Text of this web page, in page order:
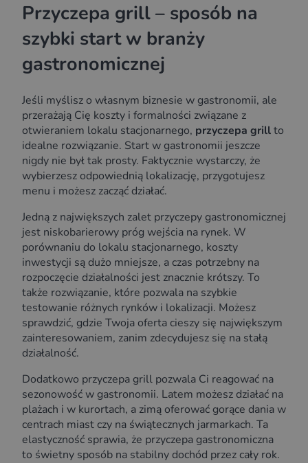
Przyczepa grill – sposób na
szybki start w branży
gastronomicznej
Jeśli myślisz o własnym biznesie w gastronomii, ale
przerażają Cię koszty i formalności związane z
otwieraniem lokalu stacjonarnego, przyczepa grillto
idealne rozwiązanie. Start w gastronomii jeszcze
nigdy nie był tak prosty. Faktycznie wystarczy, że
wybierzesz odpowiednią lokalizację, przygotujesz
menu i możesz zacząć działać.
Jedną z największych zalet przyczepy gastronomicznej
jest niskobarierowy próg wejścia na rynek. W
porównaniu do lokalu stacjonarnego, koszty
inwestycji są dużo mniejsze, a czas potrzebny na
rozpoczęcie działalności jest znacznie krótszy. To
także rozwiązanie, które pozwala na szybkie
testowanie różnych rynków i lokalizacji. Możesz
sprawdzić, gdzie Twoja oferta cieszy się największym
zainteresowaniem, zanim zdecydujesz się na stałą
działalność.
Dodatkowo przyczepa grill pozwala Ci reagować na
sezonowość w gastronomii. Latem możesz działać na
plażach i w kurortach, a zimą oferować gorące dania w
centrach miast czy na świątecznych jarmarkach. Ta
elastyczność sprawia, że przyczepa gastronomiczna
to świetny sposób na stabilny dochód przez cały rok.